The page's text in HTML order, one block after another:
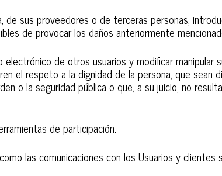
de sus proveedores o de terceras personas,
de provocar los daños anteriormente
de otros usuarios y modificar manipular
el respeto a la dignidad de la persona, que sean
o la seguridad pública o que, a su juicio, no
de participación.
las comunicaciones con los Usuarios y clientes